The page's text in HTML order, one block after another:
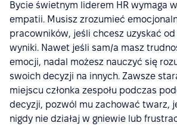
Bycie świetnym liderem HR wymaga
empatii. Musisz zrozumieć
pracowników, jeśli chcesz uzyskać
wyniki. Nawet jeśli sam/a masz
emocji, nadal możesz nauczyć się
swoich decyzji na innych. Zawsze
miejscu członka zespołu podczas
decyzji, pozwól mu zachować twarz,
nigdy nie działaj w gniewie lub